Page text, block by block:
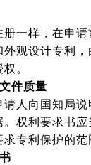
一样，在申请
观设计专利
。
件质量
人向国知局
权利要求书
专利保护的范